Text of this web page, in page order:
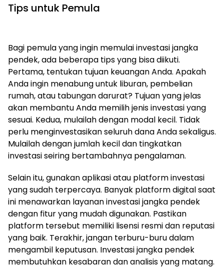
Tips untuk Pemula
Bagi pemula yang ingin memulai investasi jangka
pendek, ada beberapa tips yang bisa diikuti.
Pertama, tentukan tujuan keuangan Anda. Apakah
Anda ingin menabung untuk liburan, pembelian
rumah, atau tabungan darurat? Tujuan yang jelas
akan membantu Anda memilih jenis investasi yang
sesuai. Kedua, mulailah dengan modal kecil. Tidak
perlu menginvestasikan seluruh dana Anda sekaligus.
Mulailah dengan jumlah kecil dan tingkatkan
investasi seiring bertambahnya pengalaman.
Selain itu, gunakan aplikasi atau platform investasi
yang sudah terpercaya. Banyak platform digital saat
ini menawarkan layanan investasi jangka pendek
dengan fitur yang mudah digunakan. Pastikan
platform tersebut memiliki lisensi resmi dan reputasi
yang baik. Terakhir, jangan terburu-buru dalam
mengambil keputusan. Investasi jangka pendek
membutuhkan kesabaran dan analisis yang matang.